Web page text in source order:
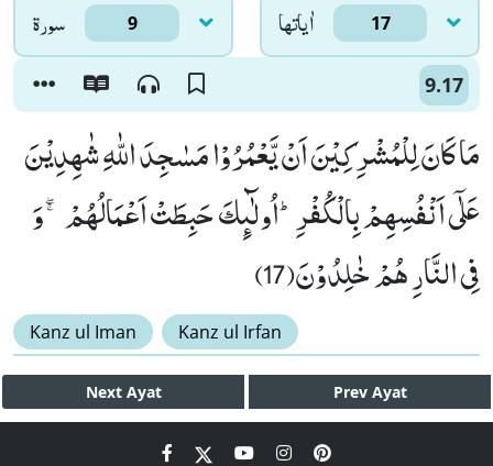
سورۃ 9 اٰياتها 17
9.17
مَا كَانَ لِلْمُشْرِكِیْنَ اَنْ یَّعْمُرُوْا مَسٰجِدَ اللّٰهِ شٰهِدِیْنَ
عَلٰۤى اَنْفُسِهِمْ بِالْكُفْرِؕ-اُولٰٓىٕكَ حَبِطَتْ اَعْمَالُهُمْ ۚۖ-وَ
فِی النَّارِ هُمْ خٰلِدُوْنَ(17)
Kanz ul Iman Kanz ul Irfan
Next Ayat Prev Ayat